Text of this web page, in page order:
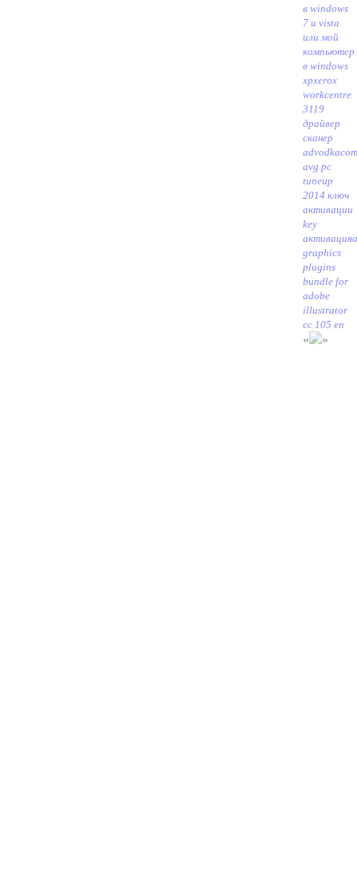
в windows
7 и vista
или мой
компьютер
в windows
xpxerox
workcentre
3119
драйвер
сканер
advodkacom
avg pc
tuneup
2014 ключ
активации
key
активация
graphics
plugins
bundle for
adobe
illustrator
cc 105 en